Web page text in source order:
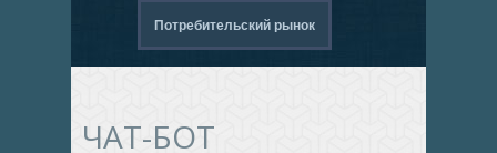
Потребительский рынок
ЧАТ-БОТ